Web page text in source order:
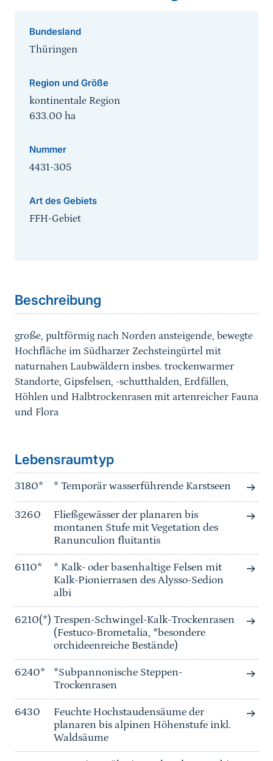
Bundesland
Thüringen
Region und Größe
kontinentale Region
633.00 ha
Nummer
4431-305
Art des Gebiets
FFH-Gebiet
Beschreibung
große, pultförmig nach Norden ansteigende, bewegte
Hochfläche im Südharzer Zechsteingürtel mit
naturnahen Laubwäldern insbes. trockenwarmer
Standorte, Gipsfelsen, -schutthalden, Erdfällen,
Höhlen und Halbtrockenrasen mit artenreicher Fauna
und Flora
Lebensraumtyp
3180* * Temporär wasserführende Karstseen
3260
Fließgewässer der planaren bis
montanen Stufe mit Vegetation des
Ranunculion fluitantis
6110*
* Kalk- oder basenhaltige Felsen mit
Kalk-Pionierrasen des Alysso-Sedion
albi
6210(*) Trespen-Schwingel-Kalk-Trockenrasen
(Festuco-Brometalia, *besondere
orchideenreiche Bestände)
6240*
*Subpannonische Steppen-
Trockenrasen
6430
Feuchte Hochstaudensäume der
planaren bis alpinen Höhenstufe inkl.
Waldsäume